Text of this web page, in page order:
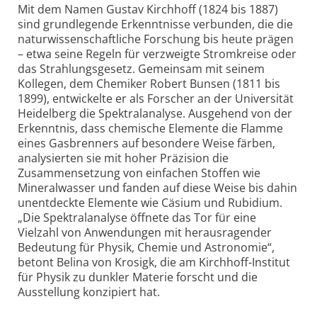
Mit dem Namen Gustav Kirchhoff (1824 bis 1887)
sind grundlegende Erkenntnisse verbunden, die die
naturwissenschaftliche Forschung bis heute prägen
– etwa seine Regeln für verzweigte Stromkreise oder
das Strahlungsgesetz. Gemeinsam mit seinem
Kollegen, dem Chemiker Robert Bunsen (1811 bis
1899), entwickelte er als Forscher an der Universität
Heidelberg die Spektralanalyse. Ausgehend von der
Erkenntnis, dass chemische Elemente die Flamme
eines Gasbrenners auf besondere Weise färben,
analysierten sie mit hoher Präzision die
Zusammensetzung von einfachen Stoffen wie
Mineralwasser und fanden auf diese Weise bis dahin
unentdeckte Elemente wie Cäsium und Rubidium.
„Die Spektralanalyse öffnete das Tor für eine
Vielzahl von Anwendungen mit herausragender
Bedeutung für Physik, Chemie und Astronomie“,
betont Belina von Krosigk, die am Kirchhoff-Institut
für Physik zu dunkler Materie forscht und die
Ausstellung konzipiert hat.